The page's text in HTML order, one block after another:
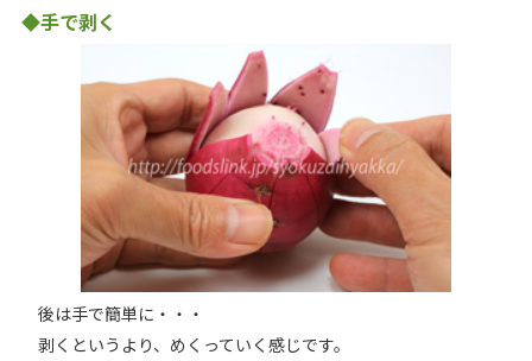
◆手で剥く
後は手で簡単に・・・
剥くというより、めくっていく感じです。